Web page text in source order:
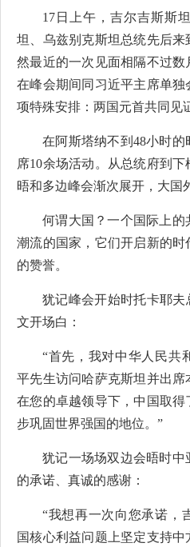
17日上午，吉尔吉斯斯
坦、乌兹别克斯坦总统先后
然最近的一次见面相隔不过
在峰会期间同习近平主席单
项特殊安排：两国元首共同见
在阿斯塔纳不到48小时
席10余场活动。从总统府到
晤和多边峰会渐次展开，大国
何谓大国？一个国际上
潮流的国家，它们开启新的
的赞誉。
犹记峰会开始时托卡耶夫
文开场白：
“首先，我对中华人民共
平先生访问哈萨克斯坦并出席
在您的卓越领导下，中国取
步巩固世界强国的地位。”
犹记一场场双边会晤时
的承诺、真诚的感谢：
“我想再一次向您承诺，
国核心利益问题上坚定支持